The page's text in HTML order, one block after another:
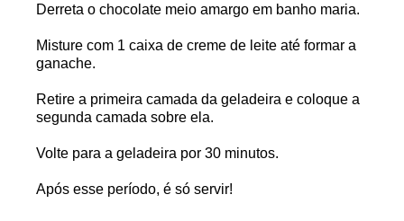
Derreta o chocolate meio amargo em banho maria.
Misture com 1 caixa de creme de leite até formar a
ganache.
Retire a primeira camada da geladeira e coloque a
segunda camada sobre ela.
Volte para a geladeira por 30 minutos.
Após esse período, é só servir!